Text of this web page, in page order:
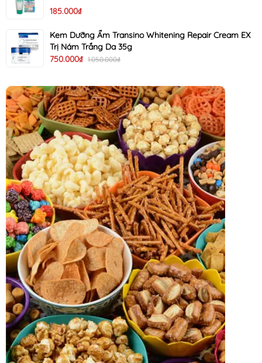
185.000₫
Kem Dưỡng Ẩm Transino Whitening Repair Cream EX
Trị Nám Trắng Da 35g
750.000₫ 1.050.000₫